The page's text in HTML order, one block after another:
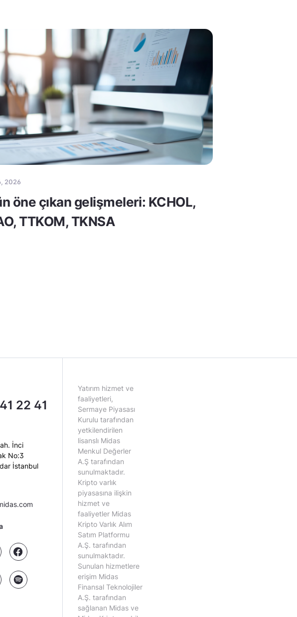
2026
öne çıkan gelişmeleri: KCHOL,
TTKOM, TKNSA
22 41
İnci
No:3
İstanbul
Yatırım hizmet ve
faaliyetleri,
Sermaye Piyasası
Kurulu tarafından
yetkilendirilen
lisanslı Midas
Menkul Değerler
A.Ş tarafından
sunulmaktadır.
Kripto varlık
piyasasına ilişkin
hizmet ve
faaliyetler Midas
Kripto Varlık Alım
Satım Platformu
A.Ş. tarafından
sunulmaktadır.
Sunulan hizmetlere
erişim Midas
Finansal Teknolojiler
A.Ş. tarafından
sağlanan Midas ve